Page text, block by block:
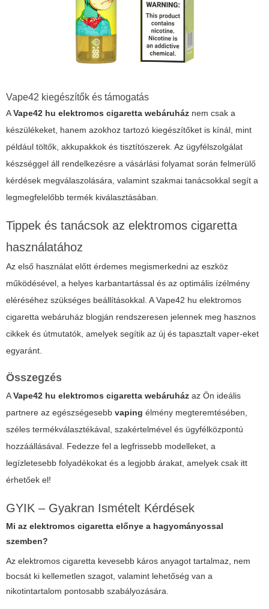
Vape42 kiegészítők és támogatás
AVape42 hu elektromos cigaretta webáruház nem csak a
készülékeket, hanem azokhoz tartozó kiegészítőket is kínál, mint
például töltők, akkupakkok és tisztítószerek. Az ügyfélszolgálat
készséggel áll rendelkezésre a vásárlási folyamat során felmerülő
kérdések megválaszolására, valamint szakmai tanácsokkal segít a
legmegfelelőbb termék kiválasztásában.
Tippek és tanácsok az elektromos cigaretta
használatához
Az első használat előtt érdemes megismerkedni az eszköz
működésével, a helyes karbantartással és az optimális ízélmény
eléréséhez szükséges beállításokkal. AVape42 hu elektromos
cigaretta webáruház blogján rendszeresen jelennek meg hasznos
cikkek és útmutatók, amelyek segítik az új és tapasztalt vaper-eket
egyaránt.
Összegzés
AVape42 hu elektromos cigaretta webáruház az Ön ideális
partnere az egészségesebb vaping élmény megteremtésében,
széles termékválasztékával, szakértelmével és ügyfélközpontú
hozzáállásával. Fedezze fel a legfrissebb modelleket, a
legízletesebb folyadékokat és a legjobb árakat, amelyek csak itt
érhetőek el!
GYIK – Gyakran Ismételt Kérdések
Mi az elektromos cigaretta előnye a hagyományossal
szemben?
Az elektromos cigaretta kevesebb káros anyagot tartalmaz, nem
bocsát ki kellemetlen szagot, valamint lehetőség van a
nikotintartalom pontosabb szabályozására.